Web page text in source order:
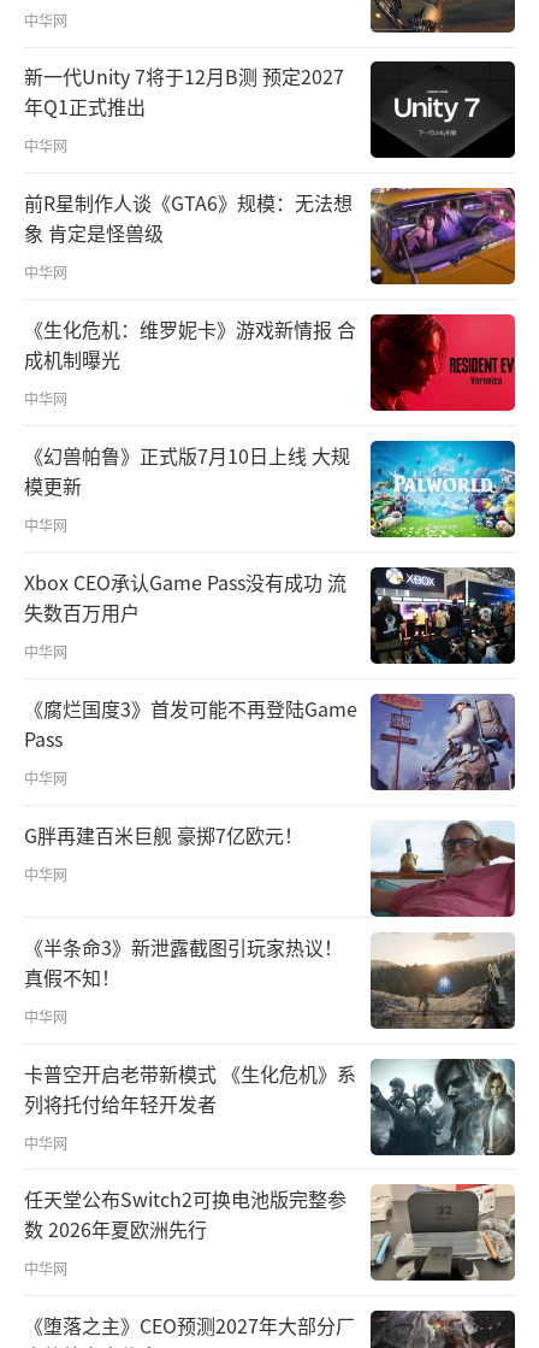
中华网
新一代Unity 7将于12月B测 预定2027
年Q1正式推出
中华网
前R星制作人谈《GTA6》规模：无法想
象 肯定是怪兽级
中华网
《生化危机：维罗妮卡》游戏新情报 合
成机制曝光
中华网
《幻兽帕鲁》正式版7月10日上线 大规
模更新
中华网
Xbox CEO承认Game Pass没有成功 流
失数百万用户
中华网
《腐烂国度3》首发可能不再登陆Game
Pass
中华网
G胖再建百米巨舰 豪掷7亿欧元！
中华网
《半条命3》新泄露截图引玩家热议！
真假不知！
中华网
卡普空开启老带新模式 《生化危机》系
列将托付给年轻开发者
中华网
任天堂公布Switch2可换电池版完整参
数 2026年夏欧洲先行
中华网
《堕落之主》CEO预测2027年大部分厂